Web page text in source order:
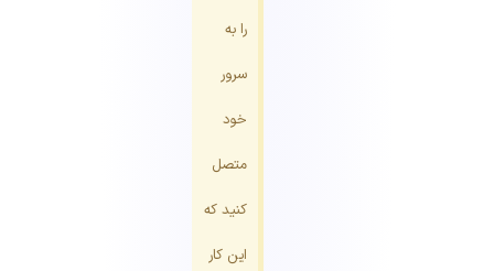
را به
سرور
خود
متصل
کنید که
این کار